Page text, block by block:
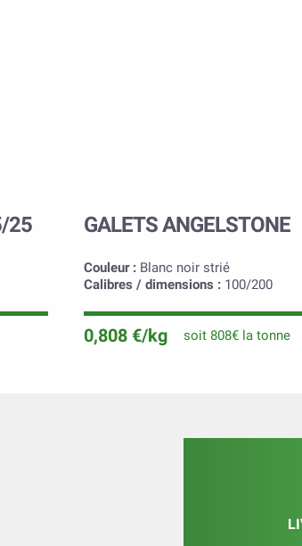
25 GALETS ANGELSTONE
Couleur : Blanc noir strié
Calibres / dimensions : 100/200
0,808 €/kg soit 808€ la tonne